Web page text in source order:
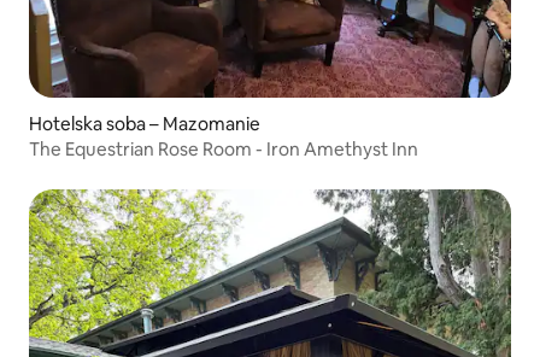
Hotelska soba – Mazomanie
The Equestrian Rose Room - Iron Amethyst Inn